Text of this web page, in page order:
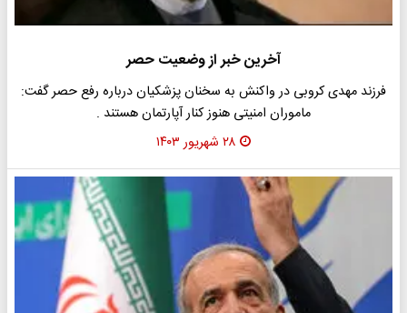
آخرین خبر از وضعیت حصر
فرزند مهدی کروبی در واکنش به سخنان پزشکیان درباره رفع حصر گفت:
ماموران امنیتی هنوز کنار آپارتمان هستند .
۲۸ شهریور ۱۴۰۳